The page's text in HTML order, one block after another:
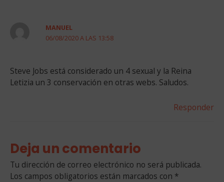
MANUEL
06/08/2020 A LAS 13:58
Steve Jobs está considerado un 4 sexual y la Reina
Letizia un 3 conservación en otras webs. Saludos.
Responder
Deja un comentario
Tu dirección de correo electrónico no será publicada.
Los campos obligatorios están marcados con *